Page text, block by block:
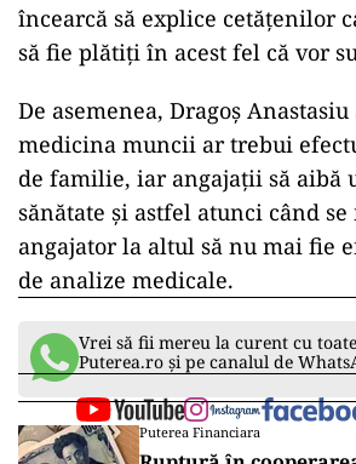
încearcă să explice cetăţenilor
să fie plătiţi în acest fel că vor
De asemenea, Dragoş
medicina muncii ar trebui
de familie, iar angajaţii să aibă
sănătate şi astfel atunci când
angajator la altul să nu mai fie
de analize medicale.
Vrei să fii mereu la curent cu
Puterea.ro și pe canalul de
Puterea Financiara